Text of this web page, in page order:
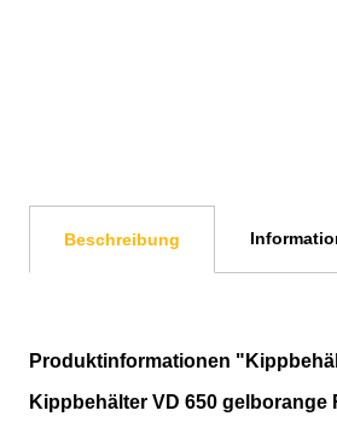
Beschreibung
Produktinformationen
Kippbehälter VD 650 gelborange